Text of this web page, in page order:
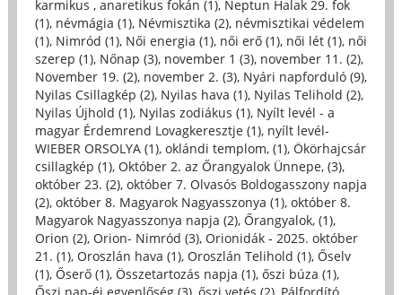
karmikus , anaretikus fokán (1), Neptun Halak 29. fok
(1), névmágia (1), Névmisztika (2), névmisztikai védelem
(1), Nimród (1), Női energia (1), női erő (1), női lét (1), női
szerep (1), Nőnap (3), november 1 (3), november 11. (2),
November 19. (2), november 2. (3), Nyári napforduló (9),
Nyilas Csillagkép (2), Nyilas hava (1), Nyilas Telihold (2),
Nyilas Újhold (1), Nyilas zodiákus (1), Nyílt levél - a
magyar Érdemrend Lovagkeresztje (1), nyílt levél-
WIEBER ORSOLYA (1), oklándi templom, (1), Ökörhajcsár
csillagkép (1), Október 2. az Őrangyalok Ünnepe, (3),
október 23. (2), október 7. Olvasós Boldogasszony napja
(2), október 8. Magyarok Nagyasszonya (1), október 8.
Magyarok Nagyasszonya napja (2), Őrangyalok, (1),
Orion (2), Orion- Nimród (3), Orionidák - 2025. október
21. (1), Oroszlán hava (1), Oroszlán Telihold (1), Őselv
(1), Őserő (1), Összetartozás napja (1), őszi búza (1),